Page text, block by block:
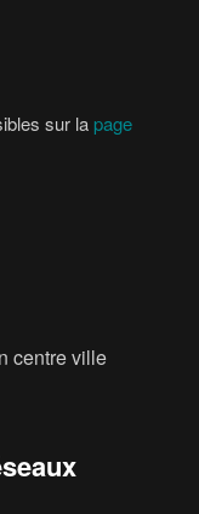
sur la page
centre ville